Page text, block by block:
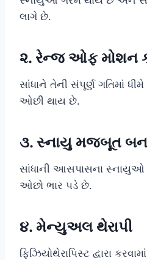
લાગે છે.
૨. રેન્જ ઓફ મોશન
સાંધાને તેની સંપૂર્ણ ગતિમાં
ઓછી થાય છે.
૩. સ્નાયુ મજબૂત
સાંધાની આસપાસના સ્નાયુઓ
ઓછો ભાર પડે છે.
૪. મેન્યુઅલ થેરાપી
ફિઝિયોથેરાપિસ્ટ દ્વારા